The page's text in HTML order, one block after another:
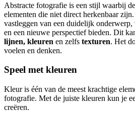
Abstracte fotografie is een stijl waarbij
elementen die niet direct herkenbaar
vastleggen van een duidelijk
en een nieuwe perspectief bieden. Dit
lijnen, kleuren en zelfs texturen. Het
voelen en denken.
Speel met kleuren
Kleur is één van de meest krachtige
fotografie. Met de juiste kleuren kun je
creëren.